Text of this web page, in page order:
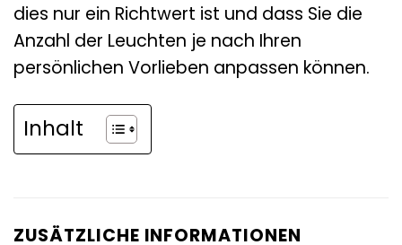
dies nur ein Richtwert ist und dass Sie die
Anzahl der Leuchten je nach Ihren
persönlichen Vorlieben anpassen können.
Inhalt
ZUSÄTZLICHE INFORMATIONEN